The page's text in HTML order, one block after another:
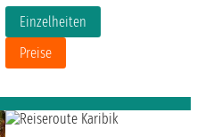
Einzelheiten
Preise